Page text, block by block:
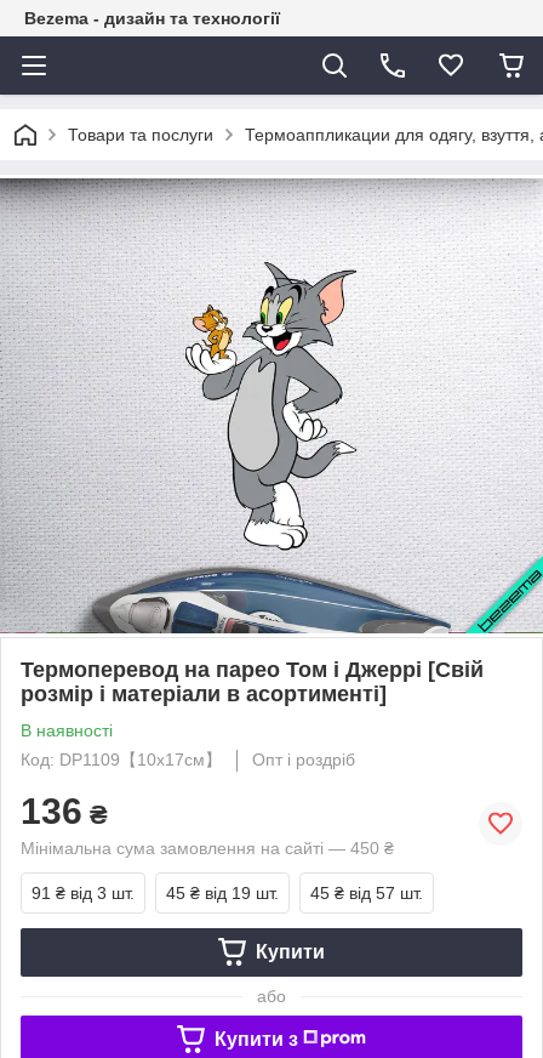
Bezema - дизайн та технології
Товари та послуги Термоаппликации для одягу, взуття,
Термоперевод на парео Том і Джеррі [Свій
розмір і матеріали в асортименті]
В наявності
Код: DP1109【10x17см】
Опт і роздріб
136 ₴
Мінімальна сума замовлення на сайті — 450 ₴
91 ₴ від 3 шт. 45 ₴ від 19 шт. 45 ₴ від 57 шт.
Купити
або
Купити з